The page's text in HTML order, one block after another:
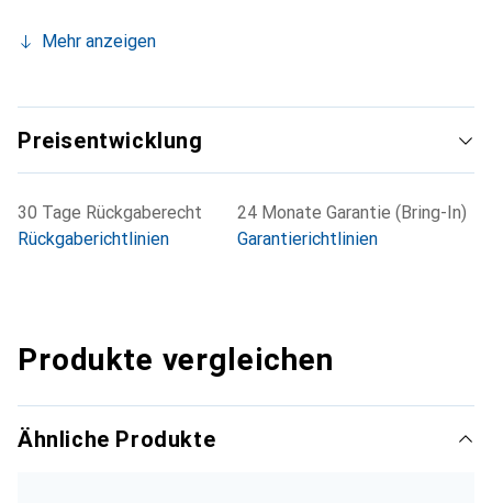
Mehr anzeigen
Preisentwicklung
30 Tage Rückgaberecht
Rückgaberichtlinien
24 Monate Garantie (Bring-In)
Garantierichtlinien
Produkte vergleichen
Ähnliche Produkte